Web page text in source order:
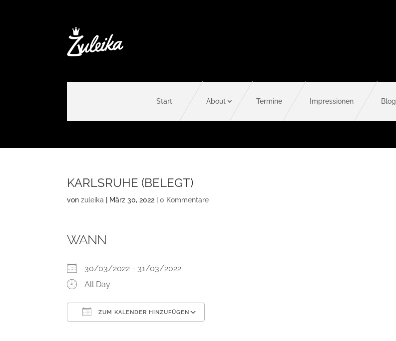
Start About Termine Impressionen Blog
KARLSRUHE (BELEGT)
vonzuleika | März 30, 2022 |0 Kommentare
WANN
30/03/2022 - 31/03/2022
All Day
ZUM KALENDER HINZUFÜGEN